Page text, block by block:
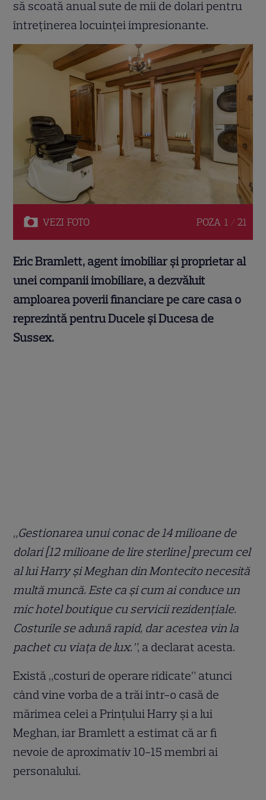
să scoată anual sute de mii de dolari pentru
întreținerea locuinței impresionante.
VEZI FOTO POZA 1 / 21
Eric Bramlett, agent imobiliar și proprietar al
unei companii imobiliare, a dezvăluit
amploarea poverii financiare pe care casa o
reprezintă pentru Ducele și Ducesa de
Sussex.
„Gestionarea unui conac de 14 milioane de
dolari [12 milioane de lire sterline] precum cel
al lui Harry și Meghan din Montecito necesită
multă muncă. Este ca și cum ai conduce un
mic hotel boutique cu servicii rezidențiale.
Costurile se adună rapid, dar acestea vin la
pachet cu viața de lux.”, a declarat acesta.
Există „costuri de operare ridicate” atunci
când vine vorba de a trăi într-o casă de
mărimea celei a Prințului Harry și a lui
Meghan, iar Bramlett a estimat că ar fi
nevoie de aproximativ 10-15 membri ai
personalului.